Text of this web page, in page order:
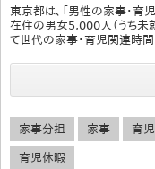
東京都は、「男性の家事・育
在住の男女5,000人（うち未
て世代の家事・育児関連時間
家事分担 家事 育児
育児休暇